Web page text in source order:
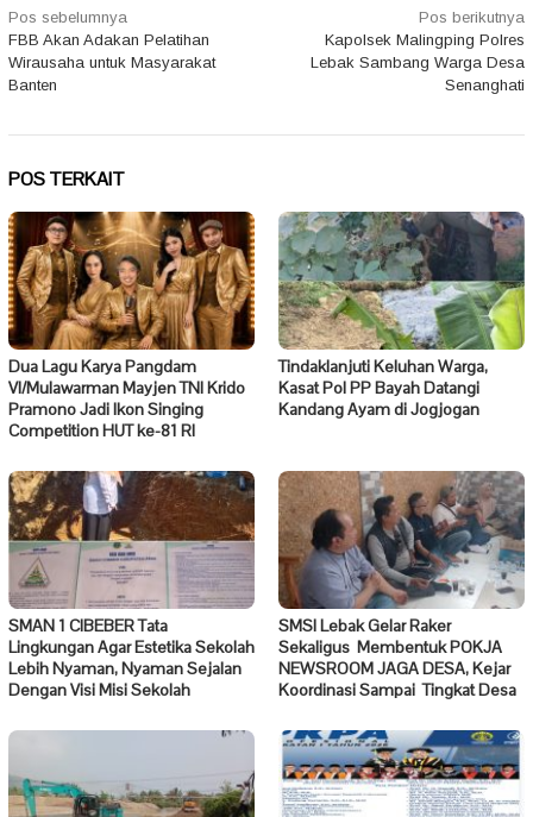
Navigasi
pos
Pos sebelumnya
FBB Akan Adakan Pelatihan
Wirausaha untuk Masyarakat
Banten
Pos berikutnya
Kapolsek Malingping Polres
Lebak Sambang Warga Desa
Senanghati
POS TERKAIT
Dua Lagu Karya Pangdam
VI/Mulawarman Mayjen TNI Krido
Pramono Jadi Ikon Singing
Competition HUT ke-81 RI
Tindaklanjuti Keluhan Warga,
Kasat Pol PP Bayah Datangi
Kandang Ayam di Jogjogan
SMAN 1 CIBEBER Tata
Lingkungan Agar Estetika Sekolah
Lebih Nyaman, Nyaman Sejalan
Dengan Visi Misi Sekolah
SMSI Lebak Gelar Raker
Sekaligus Membentuk POKJA
NEWSROOM JAGA DESA, Kejar
Koordinasi Sampai Tingkat Desa